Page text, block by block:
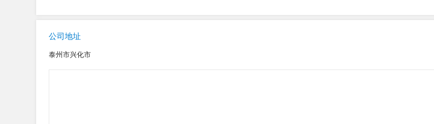
公司地址
泰州市兴化市